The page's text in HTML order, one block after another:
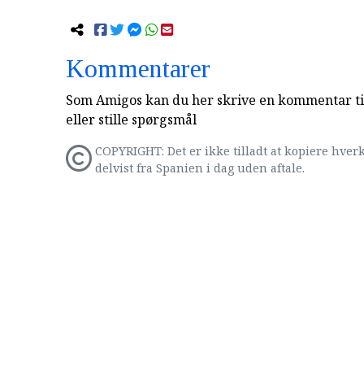
Kommentarer
Som Amigos kan du her skrive en kommentar
eller stille spørgsmål
COPYRIGHT: Det er ikke tilladt at kopiere
delvist fra Spanien i dag uden aftale.